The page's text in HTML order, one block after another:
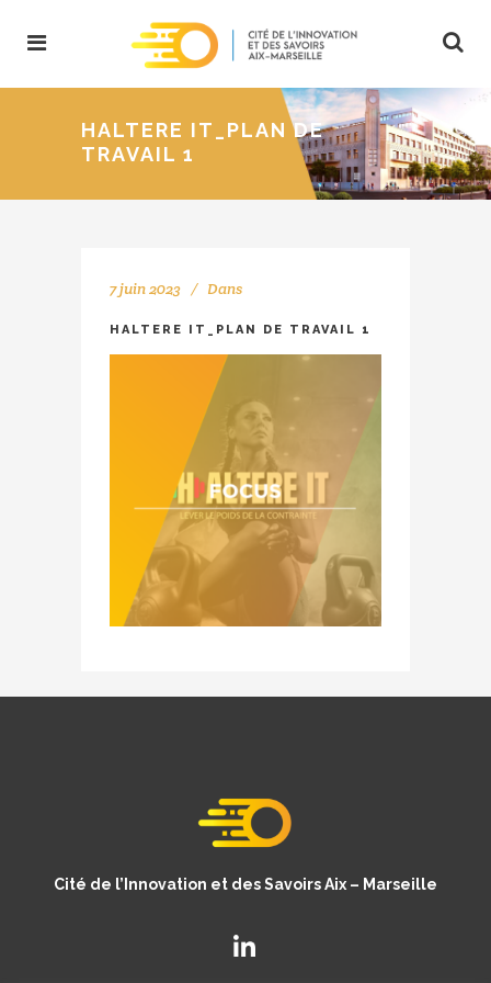
HALTERE IT_PLAN DE
TRAVAIL 1
7 juin 2023 Dans
HALTERE IT_PLAN DE TRAVAIL 1
Cité de l’Innovation et des Savoirs Aix – Marseille